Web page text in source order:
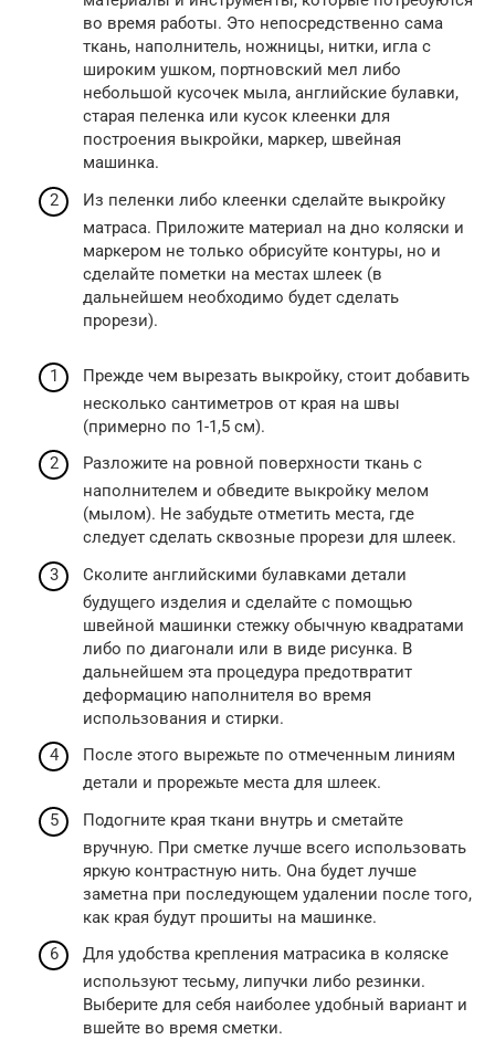
во время работы. Это непосредственно сама
ткань, наполнитель, ножницы, нитки, игла с
широким ушком, портновский мел либо
небольшой кусочек мыла, английские булавки,
старая пеленка или кусок клеенки для
построения выкройки, маркер, швейная
машинка.
Из пеленки либо клеенки сделайте выкройку
матраса. Приложите материал на дно коляски и
маркером не только обрисуйте контуры, но и
сделайте пометки на местах шлеек (в
дальнейшем необходимо будет сделать
прорези).
Прежде чем вырезать выкройку, стоит добавить
несколько сантиметров от края на швы
(примерно по 1-1,5 см).
Разложите на ровной поверхности ткань с
наполнителем и обведите выкройку мелом
(мылом). Не забудьте отметить места, где
следует сделать сквозные прорези для шлеек.
Сколите английскими булавками детали
будущего изделия и сделайте с помощью
швейной машинки стежку обычную квадратами
либо по диагонали или в виде рисунка. В
дальнейшем эта процедура предотвратит
деформацию наполнителя во время
использования и стирки.
После этого вырежьте по отмеченным линиям
детали и прорежьте места для шлеек.
Подогните края ткани внутрь и сметайте
вручную. При сметке лучше всего использовать
яркую контрастную нить. Она будет лучше
заметна при последующем удалении после того,
как края будут прошиты на машинке.
Для удобства крепления матрасика в коляске
используют тесьму, липучки либо резинки.
Выберите для себя наиболее удобный вариант и
вшейте во время сметки.